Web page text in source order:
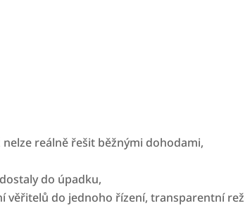
reálně řešit běžnými dohodami,
do úpadku,
věřitelů do jednoho řízení, transparentní